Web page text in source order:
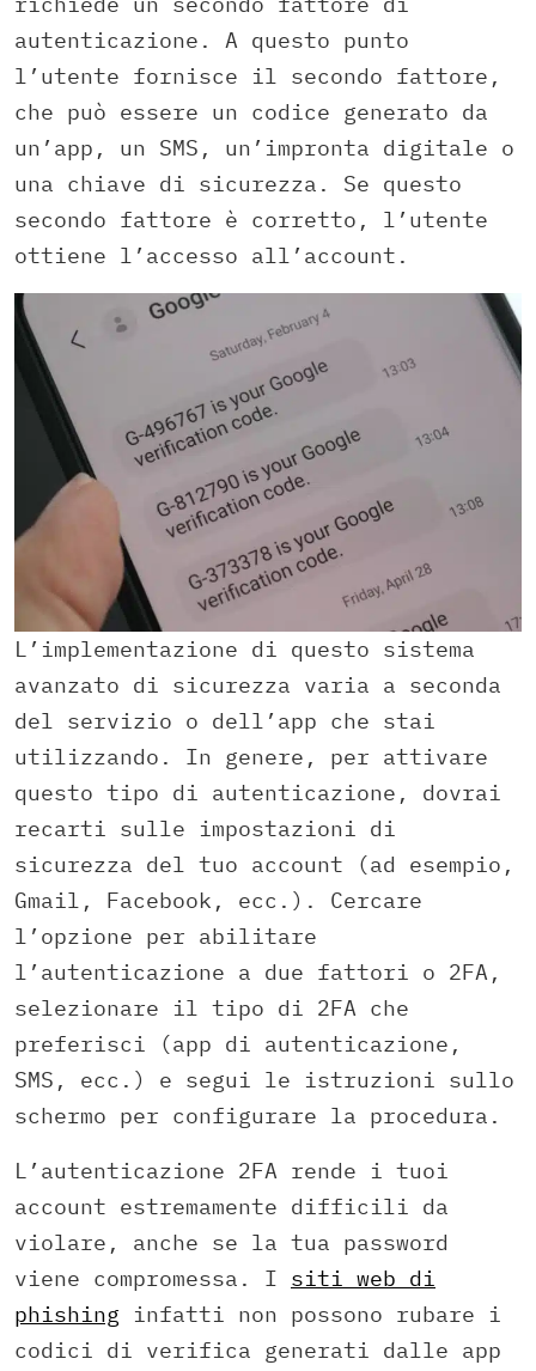
autenticazione. A questo punto
l’utente fornisce il secondo fattore,
che può essere un codice generato da
un’app, un SMS, un’impronta digitale o
una chiave di sicurezza. Se questo
secondo fattore è corretto, l’utente
ottiene l’accesso all’account.
L’implementazione di questo sistema
avanzato di sicurezza varia a seconda
del servizio o dell’app che stai
utilizzando. In genere, per attivare
questo tipo di autenticazione, dovrai
recarti sulle impostazioni di
sicurezza del tuo account (ad esempio,
Gmail, Facebook, ecc.). Cercare
l’opzione per abilitare
l’autenticazione a due fattori o 2FA,
selezionare il tipo di 2FA che
preferisci (app di autenticazione,
SMS, ecc.) e segui le istruzioni sullo
schermo per configurare la procedura.
L’autenticazione 2FA rende i tuoi
account estremamente difficili da
violare, anche se la tua password
viene compromessa. I siti web di
phishing infatti non possono rubare i
codici di verifica generati dalle app